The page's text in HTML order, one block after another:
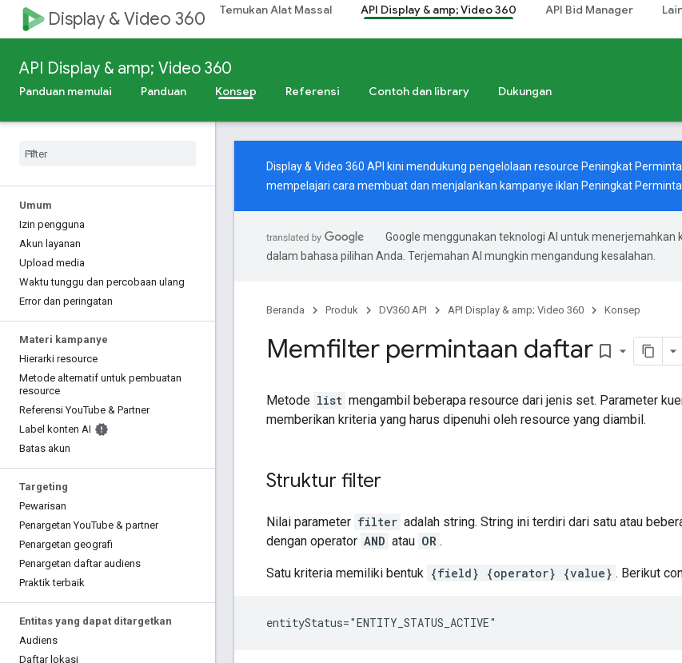
Display & Video 360 Temukan Alat Massal API Display & amp; Video 360 API Bid Manager
API Display & amp; Video 360
Panduan memulai Panduan Konsep Referensi Contoh dan library Dukungan
Umum
Izin pengguna
Akun layanan
Upload media
Waktu tunggu dan percobaan ulang
Error dan peringatan
Materi kampanye
Hierarki resource
Metode alternatif untuk pembuatan
resource
Referensi YouTube & Partner
Label konten AI
Batas akun
Targeting
Pewarisan
Penargetan YouTube & partner
Penargetan geografi
Penargetan daftar audiens
Praktik terbaik
Entitas yang dapat ditargetkan
Audiens
Daftar lokasi
Display & Video 360 API kini mendukung pengelolaan resource Peningkat
mempelajari cara membuat dan menjalankan kampanye iklan Peningkat
Google menggunakan teknologi AI untuk menerjemahkan
dalam bahasa pilihan Anda. Terjemahan AI mungkin mengandung kesalahan.
Beranda Produk DV360 API API Display & amp; Video 360 Konsep
Memfilter permintaan daftar bookmark_border
Metode list mengambil beberapa resource dari jenis set. Parameter
memberikan kriteria yang harus dipenuhi oleh resource yang diambil.
Struktur filter
Nilai parameter filter adalah string. String ini terdiri dari satu atau
dengan operator AND atau OR .
Satu kriteria memiliki bentuk {field} {operator} {value} . Berikut
  entityStatus="ENTITY_STATUS_ACTIVE"